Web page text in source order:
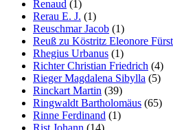
Renaud (1)
Rerau E. J. (1)
Reuschmar Jacob (1)
Reuß zu Köstritz Eleonore
Rhegius Urbanus (1)
Richter Christian Friedrich (4)
Rieger Magdalena Sibylla (5)
Rinckart Martin (39)
Ringwaldt Bartholomäus (65)
Rinne Ferdinand (1)
Rist Johann (14)